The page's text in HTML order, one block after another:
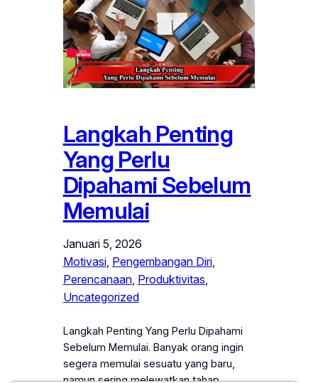
Langkah Penting
Yang Perlu
Dipahami Sebelum
Memulai
Januari 5, 2026
Motivasi, Pengembangan Diri
Perencanaan, Produktivitas
Uncategorized
Langkah Penting Yang Perlu Dipahami
Sebelum Memulai. Banyak orang ingin
segera memulai sesuatu yang baru,
namun sering melewatkan tahap